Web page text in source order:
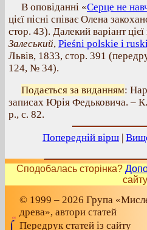
В оповіданні «Серце не
цієї пісні співає Олена
стор. 43). Далекий варіант
Залеський, Ріеśnі роlskie i
Львів, 1833, стор. 391
124, № 34).
Подається за виданням:
записах Юрія Федьковича. –
р., с. 82.
Попередній вірш |
Сподобалась сторінка?
© 1999 – 2026 Група
древа», автори статей
Передрук статей із сайту